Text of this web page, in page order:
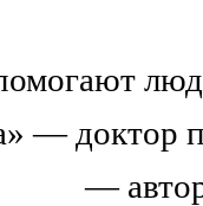
— доктор
—